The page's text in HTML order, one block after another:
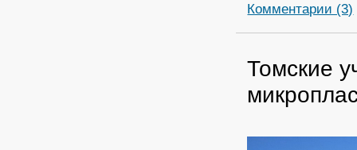
Комментарии (3)
Томские